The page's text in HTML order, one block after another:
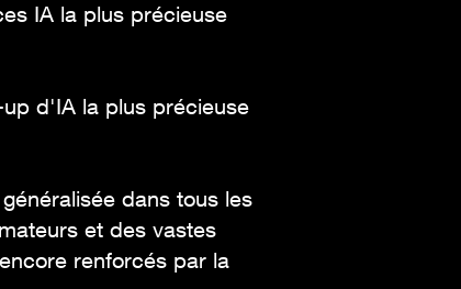
IA la plus précieuse
d'IA la plus précieuse
dans tous les
et des vastes
renforcés par la